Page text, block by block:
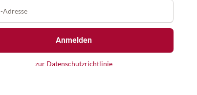
Anmelden
zur Datenschutzrichtlinie